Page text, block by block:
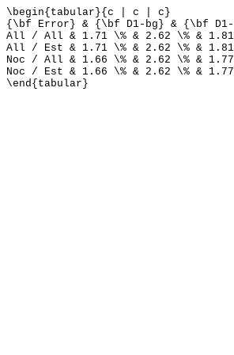
\begin{tabular}{c | c | c}
{\bf Error} & {\bf D1-bg} & {\bf
All / All & 1.71 \% & 2.62 \% &
All / Est & 1.71 \% & 2.62 \% &
Noc / All & 1.66 \% & 2.62 \% &
Noc / Est & 1.66 \% & 2.62 \% &
\end{tabular}